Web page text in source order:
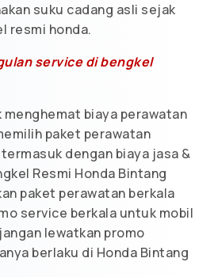
suku cadang asli sejak
resmi honda.
service di bengkel
menghemat biaya perawatan
paket perawatan
dengan biaya jasa &
Resmi Honda Bintang
paket perawatan berkala
service berkala untuk mobil
lewatkan promo
berlaku di Honda Bintang